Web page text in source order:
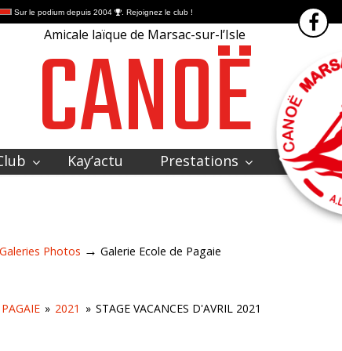
Sur le podium depuis 2004 . Rejoignez le club !
Amicale laïque de Marsac-sur-l’Isle
CANOË
Kay’actu Prestations
Galeries Photos → Galerie Ecole de Pagaie
» 2021 » STAGE VACANCES D'AVRIL 2021